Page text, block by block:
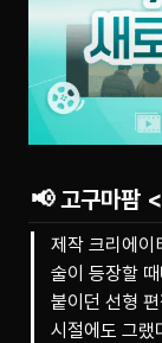
📢 고구마팜
제작 크리에이
술이 등장할
붙이던 선형
시절에도 그